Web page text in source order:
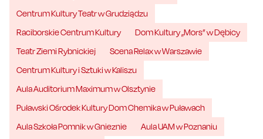
Centrum Kultury Teatr w Grudziądzu
Raciborskie Centrum Kultury
Dom Kultury „Mors” w Dębicy
Teatr Ziemi Rybnickiej
Scena Relax w Warszawie
Centrum Kultury i Sztuki w Kaliszu
Aula Auditorium Maximum w Olsztynie
Puławski Ośrodek Kultury Dom Chemika w Puławach
Aula Szkoła Pomnik w Gnieznie
Aula UAM w Poznaniu